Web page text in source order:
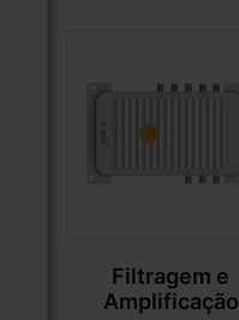
Filtragem e
Amplificação